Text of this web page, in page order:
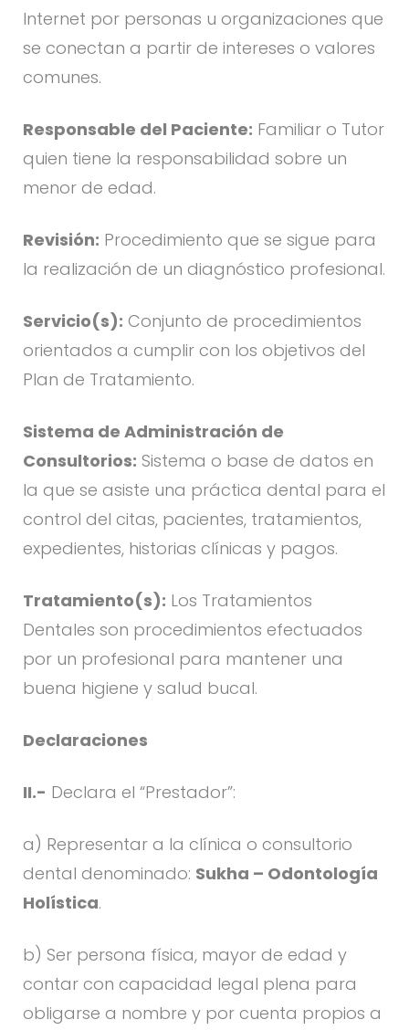
Internet por personas u organizaciones que
se conectan a partir de intereses o valores
comunes.
Responsable del Paciente: Familiar o Tutor
quien tiene la responsabilidad sobre un
menor de edad.
Revisión: Procedimiento que se sigue para
la realización de un diagnóstico profesional.
Servicio(s): Conjunto de procedimientos
orientados a cumplir con los objetivos del
Plan de Tratamiento.
Sistema de Administración de
Consultorios: Sistema o base de datos en
la que se asiste una práctica dental para el
control del citas, pacientes, tratamientos,
expedientes, historias clínicas y pagos.
Tratamiento(s): Los Tratamientos
Dentales son procedimientos efectuados
por un profesional para mantener una
buena higiene y salud bucal.
Declaraciones
II.- Declara el “Prestador”:
a) Representar a la clínica o consultorio
dental denominado: Sukha – Odontología
Holística.
b) Ser persona física, mayor de edad y
contar con capacidad legal plena para
obligarse a nombre y por cuenta propios a